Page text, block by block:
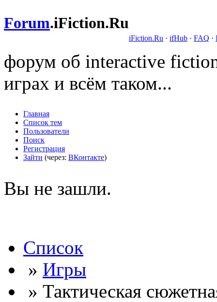
Forum.iFiction.Ru
iFiction.Ru · ifHub · FAQ ·
форум об interactive
играх и всём таком...
Главная
Список тем
Пользователи
Поиск
Регистрация
Зайти (через: ВКонтакте)
Вы не зашли.
Список
» Игры
» Тактическая